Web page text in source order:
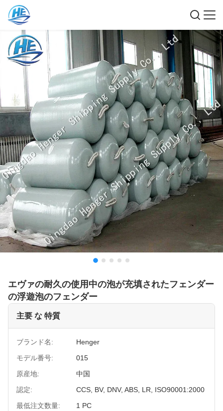
エヴァの耐久の使用中の泡が充填されたフェンダー
の浮遊泡のフェンダー
主要 な 特質
ブランド名:
Henger
モデル番号:
015
原産地:
中国
認定:
CCS, BV, DNV, ABS, LR, ISO90001:2000
最低注文数量:
1 PC